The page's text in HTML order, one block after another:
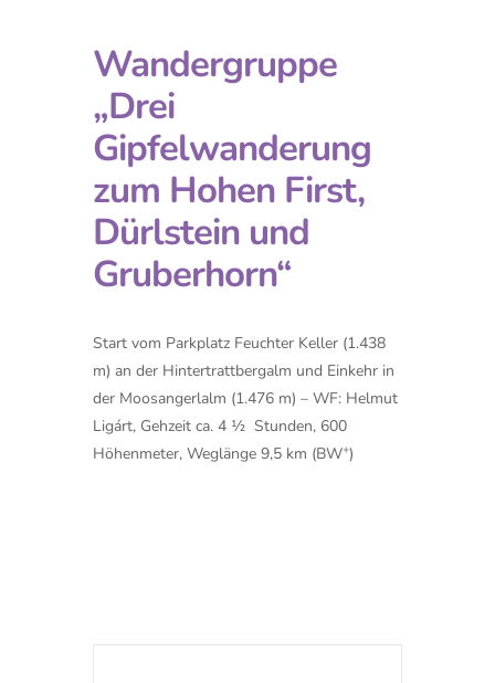
Wandergruppe
„Drei
Gipfelwanderung
zum Hohen First,
Dürlstein und
Gruberhorn“
Start vom Parkplatz Feuchter Keller (1.438
m) an der Hintertrattbergalm und Einkehr in
der Moosangerlalm (1.476 m) – WF: Helmut
Ligárt, Gehzeit ca. 4 ½ Stunden, 600
Höhenmeter, Weglänge 9,5 km (BW+)